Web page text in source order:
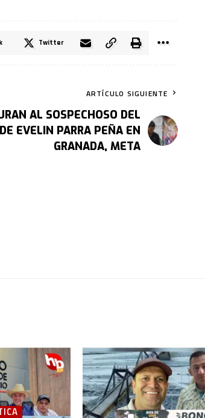
Twitter
ARTÍCULO SIGUIENTE
AL SOSPECHOSO DEL
EVELIN PARRA PEÑA EN
GRANADA, META